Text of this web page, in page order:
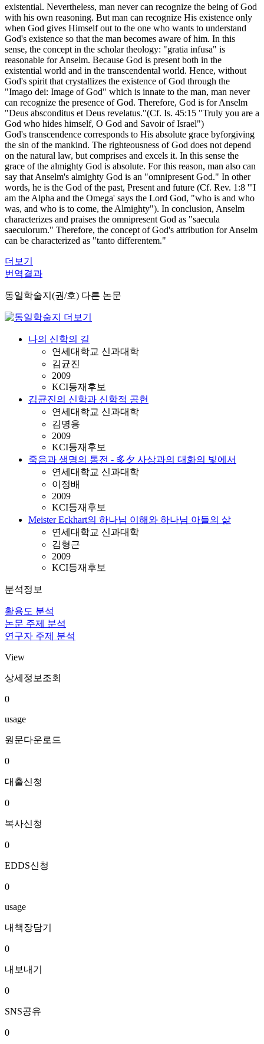
existential. Nevertheless, man never can recognize the being of God
with his own reasoning. But man can recognize His existence only
when God gives Himself out to the one who wants to understand
God's existence so that the man becomes aware of him. In this
sense, the concept in the scholar theology: "gratia infusa" is
reasonable for Anselm. Because God is present both in the
existential world and in the transcendental world. Hence, without
God's spirit that crystallizes the existence of God through the
"Imago dei: Image of God" which is innate to the man, man never
can recognize the presence of God. Therefore, God is for Anselm
"Deus absconditus et Deus revelatus."(Cf. Is. 45:15 "Truly you are a
God who hides himself, O God and Savoir of Israel")
God's transcendence corresponds to His absolute grace byforgiving
the sin of the mankind. The righteousness of God does not depend
on the natural law, but comprises and excels it. In this sense the
grace of the almighty God is absolute. For this reason, man also can
say that Anselm's almighty God is an "omnipresent God." In other
words, he is the God of the past, Present and future (Cf. Rev. 1:8 '''I
am the Alpha and the Omega' says the Lord God, "who is and who
was, and who is to come, the Almighty"). In conclusion, Anselm
characterizes and praises the omnipresent God as "saecula
saeculorum." Therefore, the concept of God's attribution for Anselm
can be characterized as "tanto differentem."
더보기
번역결과
동일학술지(권/호) 다른 논문
나의 신학의 길
연세대학교 신과대학
김균진
2009
KCI등재후보
김균진의 신학과 신학적 공헌
연세대학교 신과대학
김명용
2009
KCI등재후보
죽음과 생명의 통전 - 多夕 사상과의 대화의 빛에서
연세대학교 신과대학
이정배
2009
KCI등재후보
Meister Eckhart의 하나님 이해와 하나님 아들의 삶
연세대학교 신과대학
김형근
2009
KCI등재후보
분석정보
활용도 분석
논문 주제 분석
연구자 주제 분석
View
상세정보조회
0
usage
원문다운로드
0
대출신청
0
복사신청
0
EDDS신청
0
usage
내책장담기
0
내보내기
0
SNS공유
0